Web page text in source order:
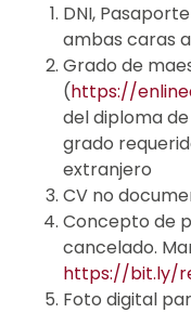
DNI,
ambas caras
Grado de
(https://
del diploma
grado
extranjero
CV no
Concepto de
cancelado.
https://bit.ly/
Foto digital